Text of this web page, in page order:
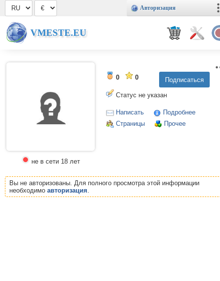
Авторизация
VMESTE.EU
не в сети 18 лет
0 0
Статус не указан
Написать
Подробнее
Страницы
Прочее
Вы не авторизованы. Для полного просмотра этой информации
необходимо авторизация.